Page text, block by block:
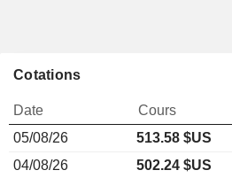
Cotations
Date Cours
05/08/26
513.58 $US
04/08/26
502.24 $US